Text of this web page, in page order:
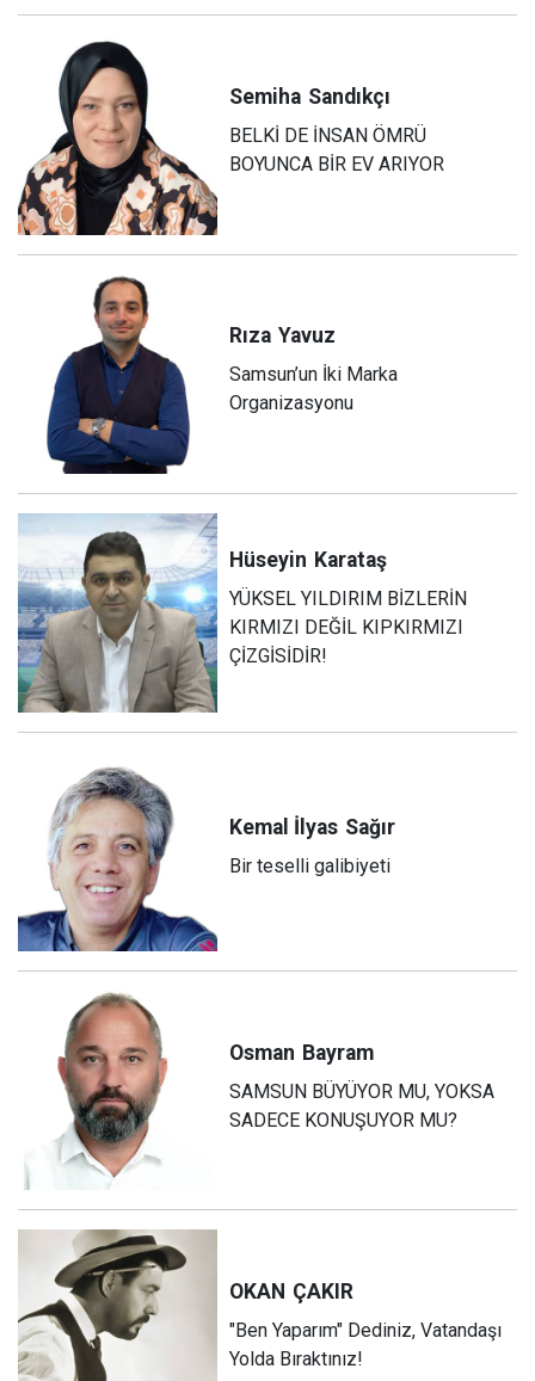
Semiha Sandıkçı
BELKİ DE İNSAN ÖMRÜ
BOYUNCA BİR EV ARIYOR
Rıza Yavuz
Samsun’un İki Marka
Organizasyonu
Hüseyin Karataş
YÜKSEL YILDIRIM BİZLERİN
KIRMIZI DEĞİL KIPKIRMIZI
ÇİZGİSİDİR!
Kemal İlyas Sağır
Bir teselli galibiyeti
Osman Bayram
SAMSUN BÜYÜYOR MU, YOKSA
SADECE KONUŞUYOR MU?
OKAN ÇAKIR
"Ben Yaparım" Dediniz, Vatandaşı
Yolda Bıraktınız!